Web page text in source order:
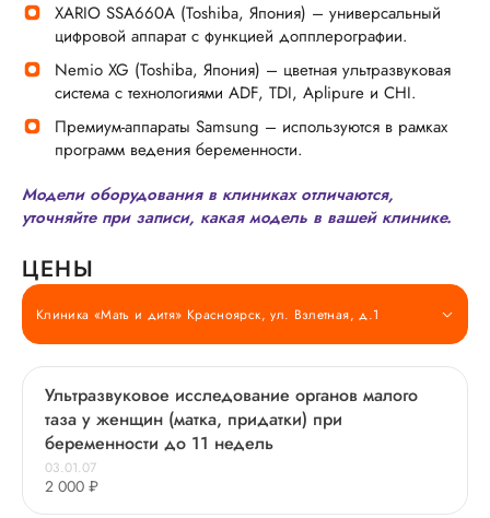
XARIO SSA660A (Toshiba, Япония) – универсальный
цифровой аппарат с функцией допплерографии.
Nemio XG (Toshiba, Япония) – цветная ультразвуковая
система с технологиями ADF, TDI, Aplipure и CHI.
Премиум-аппараты Samsung – используются в рамках
программ ведения беременности.
Модели оборудования в клиниках отличаются,
уточняйте при записи, какая модель в вашей клинике.
ЦЕНЫ
Клиника «Мать и дитя» Красноярск, ул. Взлетная, д.1
Ультразвуковое исследование органов малого
таза у женщин (матка, придатки) при
беременности до 11 недель
03.01.07
2 000 ₽